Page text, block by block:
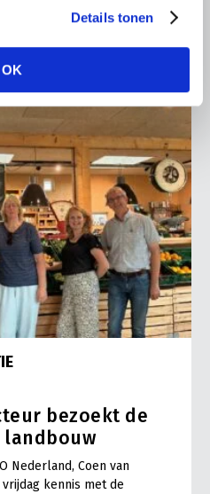
Details tonen
OK
bezoekt de
Nederland, Coen van
kennis met de